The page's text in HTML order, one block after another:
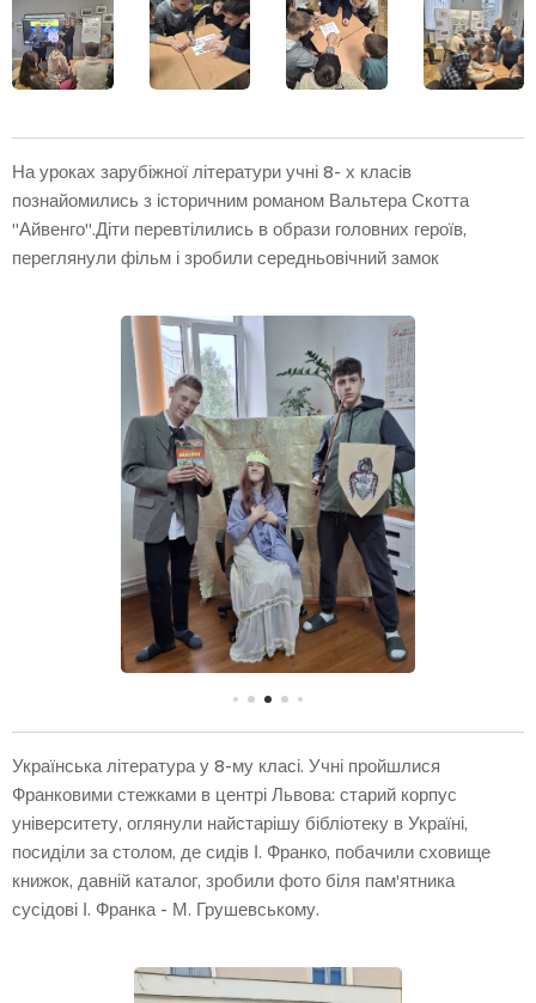
На уроках зарубіжної літератури учні 8- х класів
познайомились з історичним романом Вальтера Скотта
"Айвенго".Діти перевтілились в образи головних героїв,
переглянули фільм і зробили середньовічний замок
Українська література у 8-му класі. Учні пройшлися
Франковими стежками в центрі Львова: старий корпус
університету, оглянули найстарішу бібліотеку в Україні,
посиділи за столом, де сидів І. Франко, побачили сховище
книжок, давній каталог, зробили фото біля пам'ятника
сусідові І. Франка - М. Грушевському.